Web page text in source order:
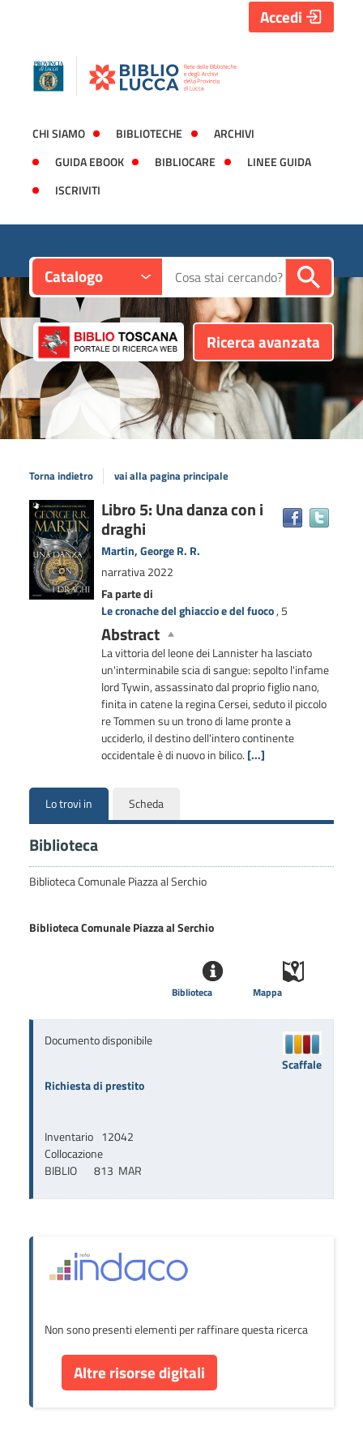
CHI SIAMO BIBLIOTECHE
ARCHIVI
GUIDA EBOOK
BIBLIOCARE
LINEE GUIDA
ISCRIVITI
Accedi
Catalogo Cerca su "Catalogo"
Ricerca avanzata
Torna indietro vai alla pagina principale
Dettaglio
del
documento
Libro 5: Una danza con i
draghi
Martin, George R. R.
narrativa2022
Fa parte di
Le cronache del ghiaccio e del fuoco, 5
Abstract
La vittoria del leone dei Lannister ha lasciato
un'interminabile scia di sangue: sepolto l'infame
lord Tywin, assassinato dal proprio figlio nano,
finita in catene la regina Cersei, seduto il piccolo
re Tommen su un trono di lame pronte a
ucciderlo, il destino dell'intero continente
occidentale è di nuovo in bilico. [...]
Lo trovi in Scheda
Biblioteca
Biblioteca Comunale Piazza al Serchio
Biblioteca Comunale Piazza al Serchio
Mappa
Biblioteca
Documento disponibile
Richiesta di prestito
Inventario 12042
Collocazione
BIBLIO       813  MAR
Scaffale
Non sono presenti elementi per raffinare questa ricerca
Altre risorse digitali